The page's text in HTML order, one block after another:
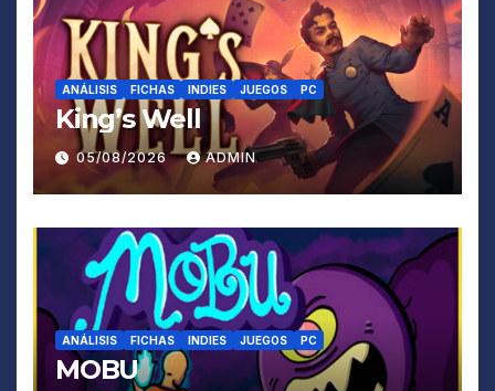
ANÁLISIS FICHAS INDIES JUEGOS PC
King’s Well
05/08/2026 ADMIN
ANÁLISIS FICHAS INDIES JUEGOS PC
MOBU